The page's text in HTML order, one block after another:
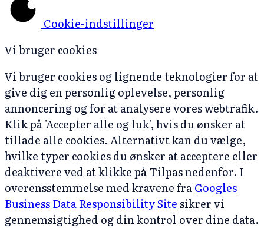
Cookie-indstillinger
Vi bruger cookies
Vi bruger cookies og lignende teknologier for at
give dig en personlig oplevelse, personlig
annoncering og for at analysere vores webtrafik.
Klik på 'Accepter alle og luk', hvis du ønsker at
tillade alle cookies. Alternativt kan du vælge,
hvilke typer cookies du ønsker at acceptere eller
deaktivere ved at klikke på Tilpas nedenfor. I
overensstemmelse med kravene fraGoogles
Business Data Responsibility Sitesikrer vi
gennemsigtighed og din kontrol over dine data.